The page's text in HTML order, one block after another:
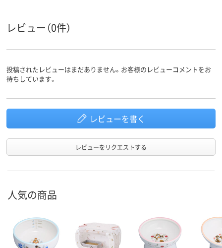
レビュー（0件）
投稿されたレビューはまだありません。お客様のレビューコメントをお
待ちしています。
レビューを書く
レビューをリクエストする
人気の商品